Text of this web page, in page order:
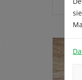
in
Sie